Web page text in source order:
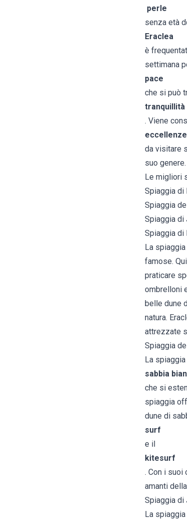
perle
senza età
Eraclea
è
settimana
pace
che si può
tranquillità
. Viene
eccellenze
da visitare
suo genere.
Le migliori
Spiaggia di
Spiaggia
Spiaggia di
Spiaggia di
La
famose.
praticare
ombrelloni
belle dune
natura.
attrezzate
Spiaggia
La
sabbia
che si
spiaggia
dune di
surf
e il
kitesurf
. Con i suoi
amanti
Spiaggia di
La